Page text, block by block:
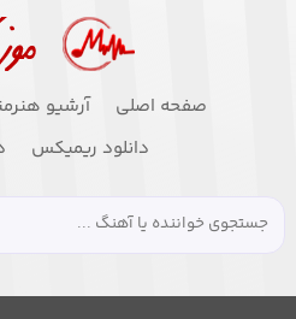
صفحه اصلی آرشیو
دانلود ریمیکس